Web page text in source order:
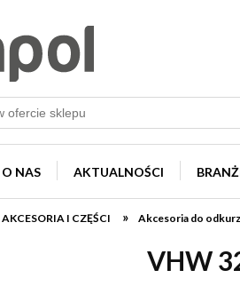
O NAS AKTUALNOŚCI
AKCESORIA I CZĘŚCI » Akcesoria do
VHW